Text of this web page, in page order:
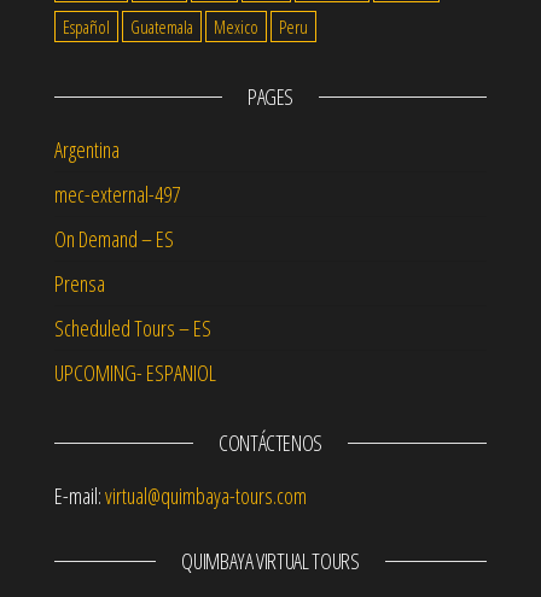
Español
Guatemala Mexico Peru
PAGES
Argentina
mec-external-497
On Demand – ES
Prensa
Scheduled Tours – ES
UPCOMING- ESPANIOL
CONTÁCTENOS
E-mail:virtual@quimbaya-tours.com
QUIMBAYA VIRTUAL TOURS